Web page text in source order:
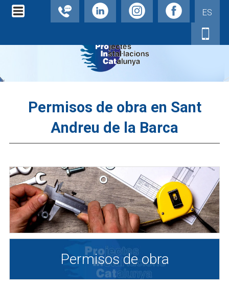
ES
Permisos de obra en Sant
Andreu de la Barca
Permisos de obra